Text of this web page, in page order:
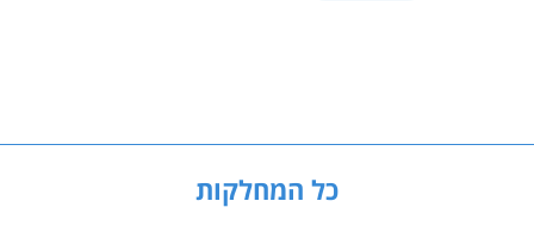
חיצים
כל המחלקות